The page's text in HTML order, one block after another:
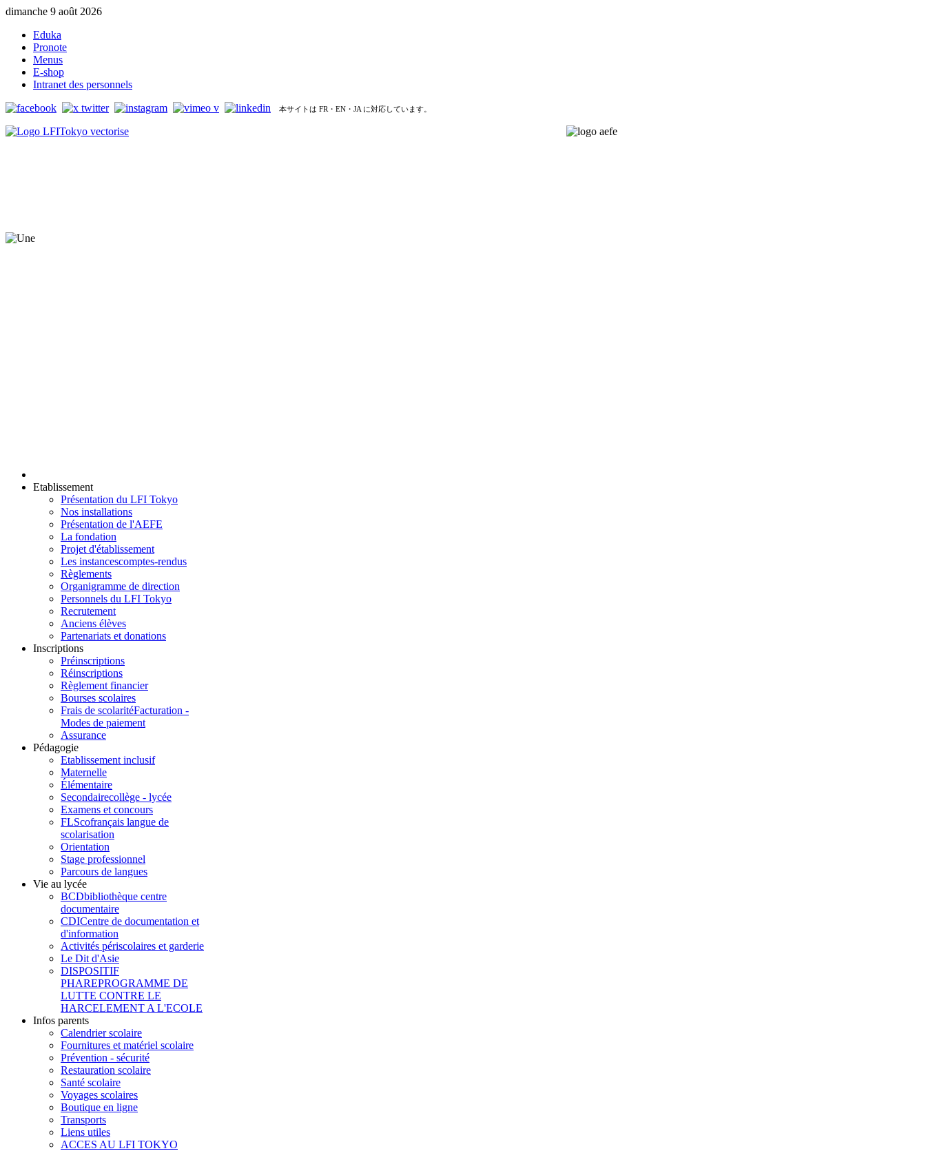
dimanche 9 août 2026
Eduka
Pronote
Menus
E-shop
Intranet des personnels
本サイトは FR・EN・JA に対応しています。
Etablissement
Présentation du LFI Tokyo
Nos installations
Présentation de l'AEFE
La fondation
Projet d'établissement
Les instancescomptes-rendus
Règlements
Organigramme de direction
Personnels du LFI Tokyo
Recrutement
Anciens élèves
Partenariats et donations
Inscriptions
Préinscriptions
Réinscriptions
Règlement financier
Bourses scolaires
Frais de scolaritéFacturation -
Modes de paiement
Assurance
Pédagogie
Etablissement inclusif
Maternelle
Élémentaire
Secondairecollège - lycée
Examens et concours
FLScofrançais langue de
scolarisation
Orientation
Stage professionnel
Parcours de langues
Vie au lycée
BCDbibliothèque centre
documentaire
CDICentre de documentation et
d'information
Activités périscolaires et garderie
Le Dit d'Asie
DISPOSITIF
PHAREPROGRAMME DE
LUTTE CONTRE LE
HARCELEMENT A L'ECOLE
Infos parents
Calendrier scolaire
Fournitures et matériel scolaire
Prévention - sécurité
Restauration scolaire
Santé scolaire
Voyages scolaires
Boutique en ligne
Transports
Liens utiles
ACCES AU LFI TOKYO